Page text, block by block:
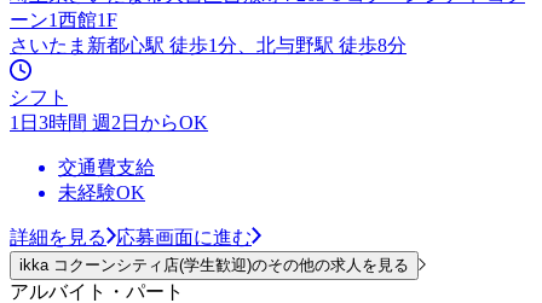
ーン1西館1F
さいたま新都心駅 徒歩1分、北与野駅 徒歩8分
シフト
1日3時間 週2日からOK
交通費支給
未経験OK
詳細を見る 応募画面に進む
ikka コクーンシティ店(学生歓迎)のその他の求人を見る
アルバイト・パート